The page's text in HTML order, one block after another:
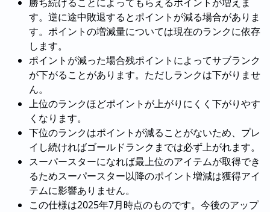
す。逆に途中敗退するとポイントが減る場合がありま
す。ポイントの増減量については現在のランクに依存
します。
ポイントが減った場合残ポイントによってサブランク
が下がることがあります。ただしランクは下がりませ
ん。
上位のランクほどポイントが上がりにくく下がりやす
くなります。
下位のランクはポイントが減ることがないため、プレ
イし続ければゴールドランクまでは必ず上がれます。
スーパースターになれば最上位のアイテムが取得でき
るためスーパースター以降のポイント増減は獲得アイ
テムに影響ありません。
この仕様は2025年7月時点のものです。今後のアップ